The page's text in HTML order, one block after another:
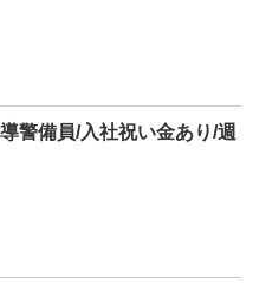
警備員/入社祝い金あり/週